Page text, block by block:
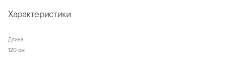
Характеристики
Длина
120 см